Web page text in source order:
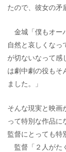
たので、彼女の矛
金城「僕もオー
自然と哀しくなっ
が切ないなって感
は劇中劇の役もそ
ました。」
そんな現実と映画
って特別な作品に
監督にとっても特
監督「２人がた